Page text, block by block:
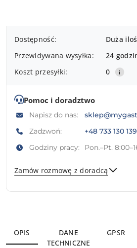
Dostępność
dostawa
Dostępność:
Duża
Przewidywana wysyłka:
24
Koszt przesyłki:
0
Pomoc i doradztwo
Napisz do nas:
Zadzwoń:
+48 733 130 139
Godziny pracy:
Pon.–Pt.
Zamów rozmowę z doradcą
OPIS
DANE
TECHNICZNE
GPSR